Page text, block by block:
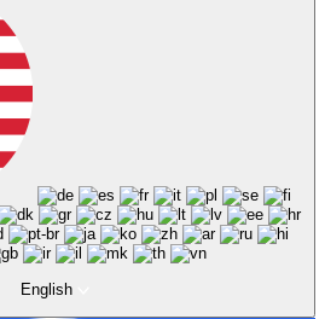
English